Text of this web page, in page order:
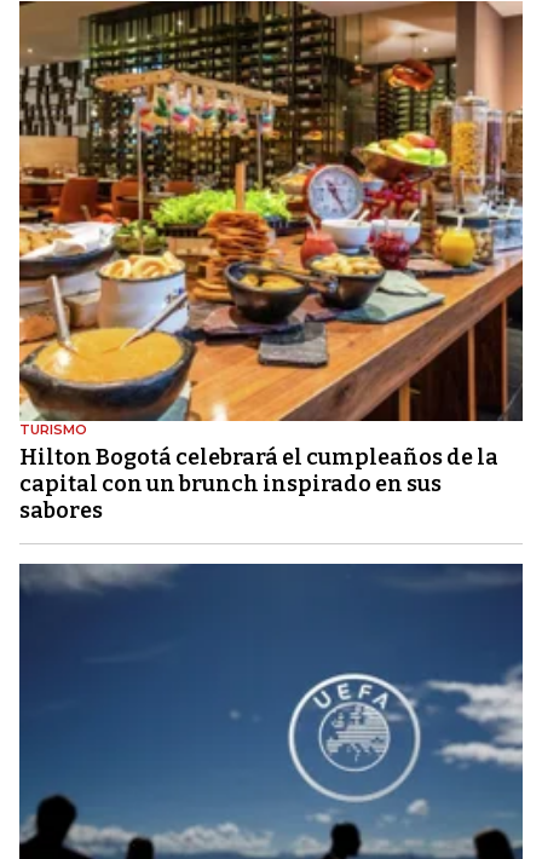
TURISMO
Hilton Bogotá celebrará el cumpleaños de la
capital con un brunch inspirado en sus
sabores